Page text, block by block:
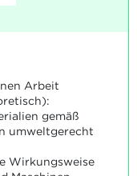
Arbeit
gemäß
umweltgerecht
Wirkungsweise